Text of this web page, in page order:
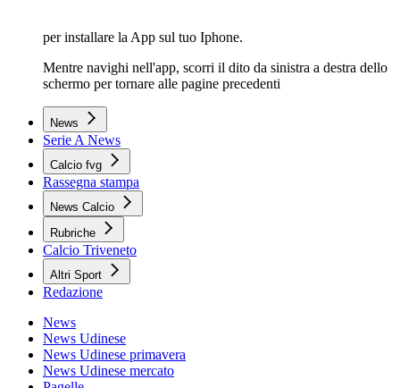
per installare la App sul tuo Iphone.
Mentre navighi nell'app, scorri il dito da sinistra a destra dello
schermo per tornare alle pagine precedenti
News
Serie A News
Calcio fvg
Rassegna stampa
News Calcio
Rubriche
Calcio Triveneto
Altri Sport
Redazione
News
News Udinese
News Udinese primavera
News Udinese mercato